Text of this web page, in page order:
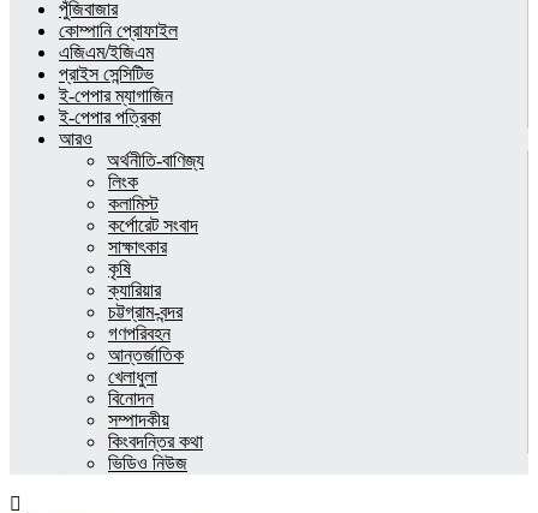
পুঁজিবাজার
কোম্পানি প্রোফাইল
এজিএম/ইজিএম
প্রাইস সেন্সিটিভ
ই-পেপার ম্যাগাজিন
ই-পেপার পত্রিকা
আরও
অর্থনীতি-বাণিজ্য
লিংক
কলামিস্ট
কর্পোরেট সংবাদ
সাক্ষাৎকার
কৃষি
ক্যারিয়ার
চট্টগ্রাম-বন্দর
গণপরিবহন
আন্তর্জাতিক
খেলাধুলা
বিনোদন
সম্পাদকীয়
কিংবদন্তির কথা
ভিডিও নিউজ